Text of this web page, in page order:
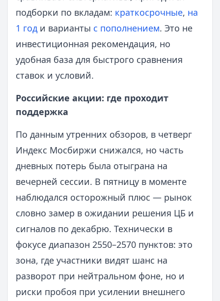
подборки по вкладам: краткосрочные, на
1 год и варианты с пополнением. Это не
инвестиционная рекомендация, но
удобная база для быстрого сравнения
ставок и условий.
Российские акции: где проходит
поддержка
По данным утренних обзоров, в четверг
Индекс Мосбиржи снижался, но часть
дневных потерь была отыграна на
вечерней сессии. В пятницу в моменте
наблюдался осторожный плюс — рынок
словно замер в ожидании решения ЦБ и
сигналов по декабрю. Технически в
фокусе диапазон 2550–2570 пунктов: это
зона, где участники видят шанс на
разворот при нейтральном фоне, но и
риски пробоя при усилении внешнего